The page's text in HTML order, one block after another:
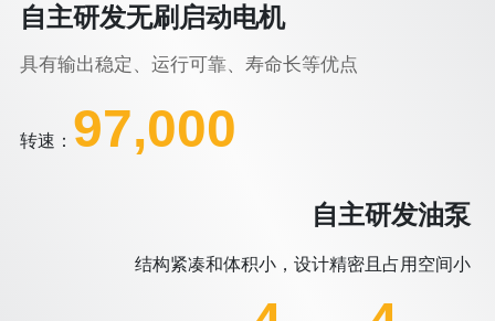
自主研发无刷启动电机
具有输出稳定、运行可靠、寿命长等优点
转速： 97,000
自主研发油泵
结构紧凑和体积小，设计精密且占用空间小